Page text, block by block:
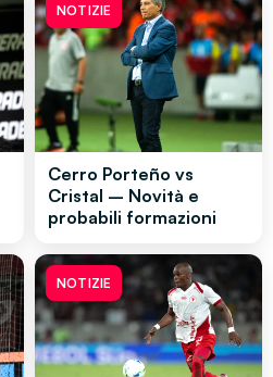
NOTIZIE
Cerro Porteño vs
Cristal – Novità e
probabili formazioni
NOTIZIE